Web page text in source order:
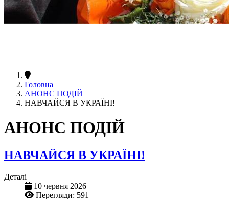
Головна
АНОНС ПОДІЙ
НАВЧАЙСЯ В УКРАЇНІ!
АНОНС ПОДІЙ
НАВЧАЙСЯ В УКРАЇНІ!
Деталі
10 червня 2026
Перегляди: 591